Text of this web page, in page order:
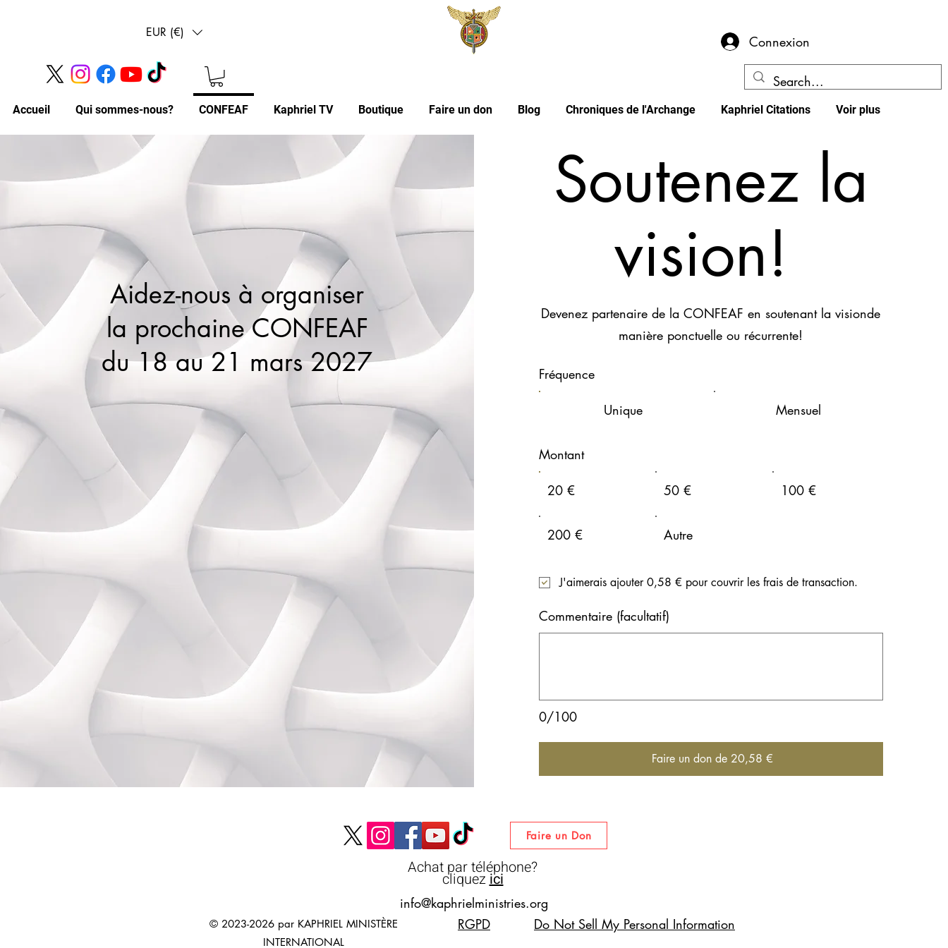
EUR (€)
Connexion
Accueil Qui sommes-nous? CONFEAF Kaphriel TV Boutique Faire un don Blog Chroniques de l'Archange Kaphriel Citations Voir plus
Aidez-nous à organiser
la prochaine CONFEAF
du 18 au 21 mars 2027
Soutenez la
vision!
Devenez partenaire de la CONFEAF en soutenant la visionde
manière ponctuelle ou récurrente!
Fréquence
Unique Mensuel
Montant
20 € 50 € 100 €
200 € Autre
0/100
Commentaire (facultatif)
Faire un don de 20,58 €
J'aimerais ajouter 0,58 € pour couvrir les frais de transaction.
Faire un Don
Achat par téléphone?
cliquezici
info@kaphrielministries.org
RGPD
© 2023-2026 par KAPHRIEL MINISTÈRE
INTERNATIONAL
Do Not Sell My Personal Information